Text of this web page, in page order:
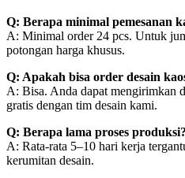
Q: Berapa minimal pemesanan
A: Minimal order 24 pcs. Untuk
potongan harga khusus.
Q: Apakah bisa order desain
A: Bisa. Anda dapat mengirimkan
gratis dengan tim desain kami.
Q: Berapa lama proses produksi?
A: Rata-rata 5–10 hari kerja
kerumitan desain.